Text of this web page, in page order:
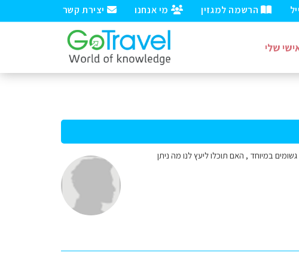
יצירת קשר מי אנחנו הרשמה למגזין
שלי
במיוחד , האם תוכלו ליעץ לנו מה ניתן